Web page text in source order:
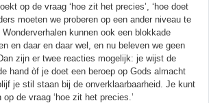
op de vraag ‘hoe zit het precies’, ‘hoe doet
moeten we proberen op een ander niveau te
kunnen ook een blokkade
en daar en daar wel, en nu beleven we geen
zijn er twee reacties mogelijk: je wijst de
hand òf je doet een beroep op Gods almacht
je stil staan bij de onverklaarbaarheid. Je kunt
de vraag ‘hoe zit het precies.’